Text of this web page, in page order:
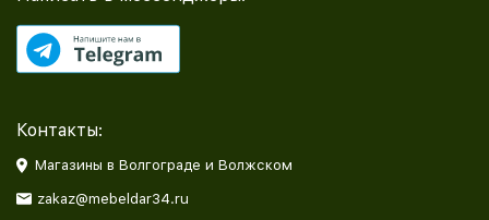
Контакты:
Магазины в Волгограде и Волжском
zakaz@mebeldar34.ru